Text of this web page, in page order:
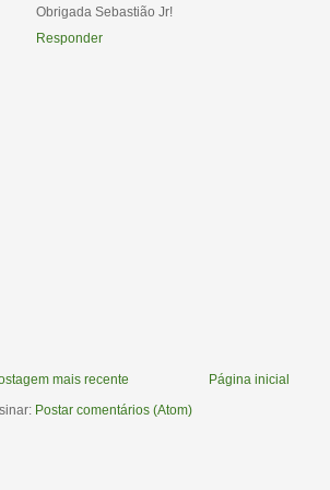
Obrigada Sebastião Jr!
Responder
mais recente
Página inicial
Postar comentários (Atom)